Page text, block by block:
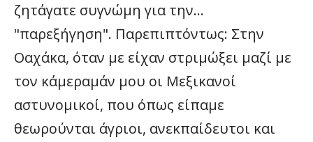
ζητάγατε συγνώμη για την…
"παρεξήγηση". Παρεπιπτόντως: Στην
Οαχάκα, όταν με είχαν στριμώξει μαζί με
τον κάμεραμάν μου οι Μεξικανοί
αστυνομικοί, που όπως είπαμε
θεωρούνται άγριοι, ανεκπαίδευτοι και